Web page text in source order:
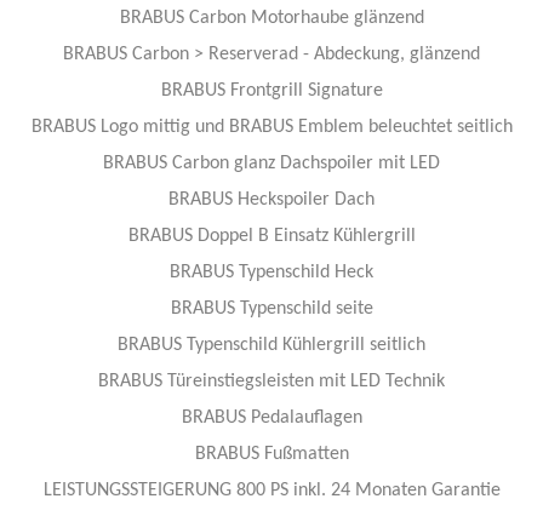
BRABUS Carbon Motorhaube glänzend
BRABUS Carbon > Reserverad - Abdeckung, glänzend​
BRABUS Frontgrill Signature
BRABUS Logo mittig und BRABUS Emblem beleuchtet seitlich
BRABUS Carbon glanz Dachspoiler mit LED
BRABUS Heckspoiler Dach
BRABUS Doppel B Einsatz Kühlergrill
BRABUS Typenschild Heck
BRABUS Typenschild seite
BRABUS Typenschild Kühlergrill seitlich
BRABUS Türeinstiegsleisten mit LED Technik
BRABUS Pedalauflagen
BRABUS Fußmatten
LEISTUNGSSTEIGERUNG 800 PS inkl. 24 Monaten Garantie